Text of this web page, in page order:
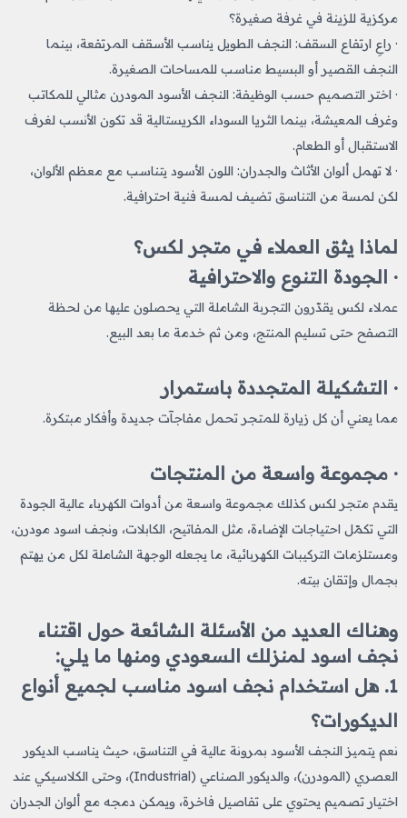
مركزية للزينة في غرفة صغيرة؟
· راعِ ارتفاع السقف: النجف الطويل يناسب الأسقف المرتفعة، بينما
النجف القصير أو البسيط مناسب للمساحات الصغيرة.
· اختر التصميم حسب الوظيفة: النجف الأسود المودرن مثالي للمكاتب
وغرف المعيشة، بينما الثريا السوداء الكريستالية قد تكون الأنسب لغرف
الاستقبال أو الطعام.
· لا تهمل ألوان الأثاث والجدران: اللون الأسود يتناسب مع معظم الألوان،
لكن لمسة من التناسق تضيف لمسة فنية احترافية.
لماذا يثق العملاء في متجر لكس؟
· الجودة التنوع والاحترافية
عملاء لكس يقدّرون التجربة الشاملة التي يحصلون عليها من لحظة
التصفح حتى تسليم المنتج، ومن ثم خدمة ما بعد البيع.
· التشكيلة المتجددة باستمرار
مما يعني أن كل زيارة للمتجر تحمل مفاجآت جديدة وأفكار مبتكرة.
· مجموعة واسعة من المنتجات
يقدم متجر لكس كذلك مجموعة واسعة من أدوات الكهرباء عالية الجودة
التي تكمّل احتياجات الإضاءة، مثل المفاتيح، الكابلات، ونجف اسود​ مودرن،
ومستلزمات التركيبات الكهربائية، ما يجعله الوجهة الشاملة لكل من يهتم
بجمال وإتقان بيته.
وهناك العديد من الأسئلة الشائعة حول اقتناء
نجف اسود​ لمنزلك السعودي ومنها ما يلي:
1. هل استخدام نجف اسود​ مناسب لجميع أنواع
الديكورات؟
نعم يتميز النجف الأسود بمرونة عالية في التناسق، حيث يناسب الديكور
العصري (المودرن)، والديكور الصناعي (Industrial)، وحتى الكلاسيكي عند
اختيار تصميم يحتوي على تفاصيل فاخرة، ويمكن دمجه مع ألوان الجدران